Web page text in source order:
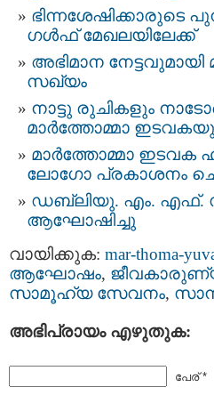
ഭിന്നശേഷിക്കാരുടെ
ഗൾഫ് മേഖലയിലേക്ക്
അഭിമാന
സഖ്യം
നാട്ടു രുചികളും
മാർത്തോമ്മാ
മാർത്തോമ്മാ ഇടവക
ലോഗോ പ്രകാശനം
ഡബ്ലിയു. എം. എഫ്.
ആഘോഷിച്ചു
വായിക്കുക: mar-thoma-
ആഘോഷം,
സാമൂഹ്യ സേവനം,
അഭിപ്രായം എഴുതുക:
പേര് *